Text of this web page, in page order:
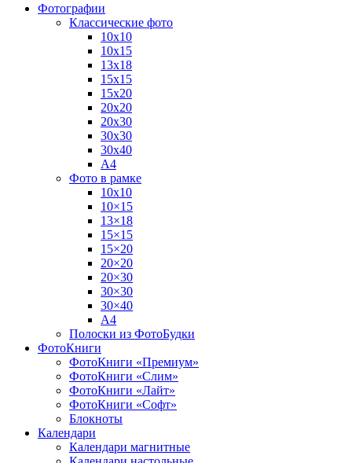
Фотографии
Классические фото
10х10
10х15
13х18
15х15
15х20
20х20
20х30
30х30
30х40
А4
Фото в рамке
10х10
10×15
13×18
15×15
15×20
20×20
20×30
30×30
30×40
A4
Полоски из ФотоБудки
ФотоКниги
ФотоКниги «Премиум»
ФотоКниги «Слим»
ФотоКниги «Лайт»
ФотоКниги «Софт»
Блокноты
Календари
Календари магнитные